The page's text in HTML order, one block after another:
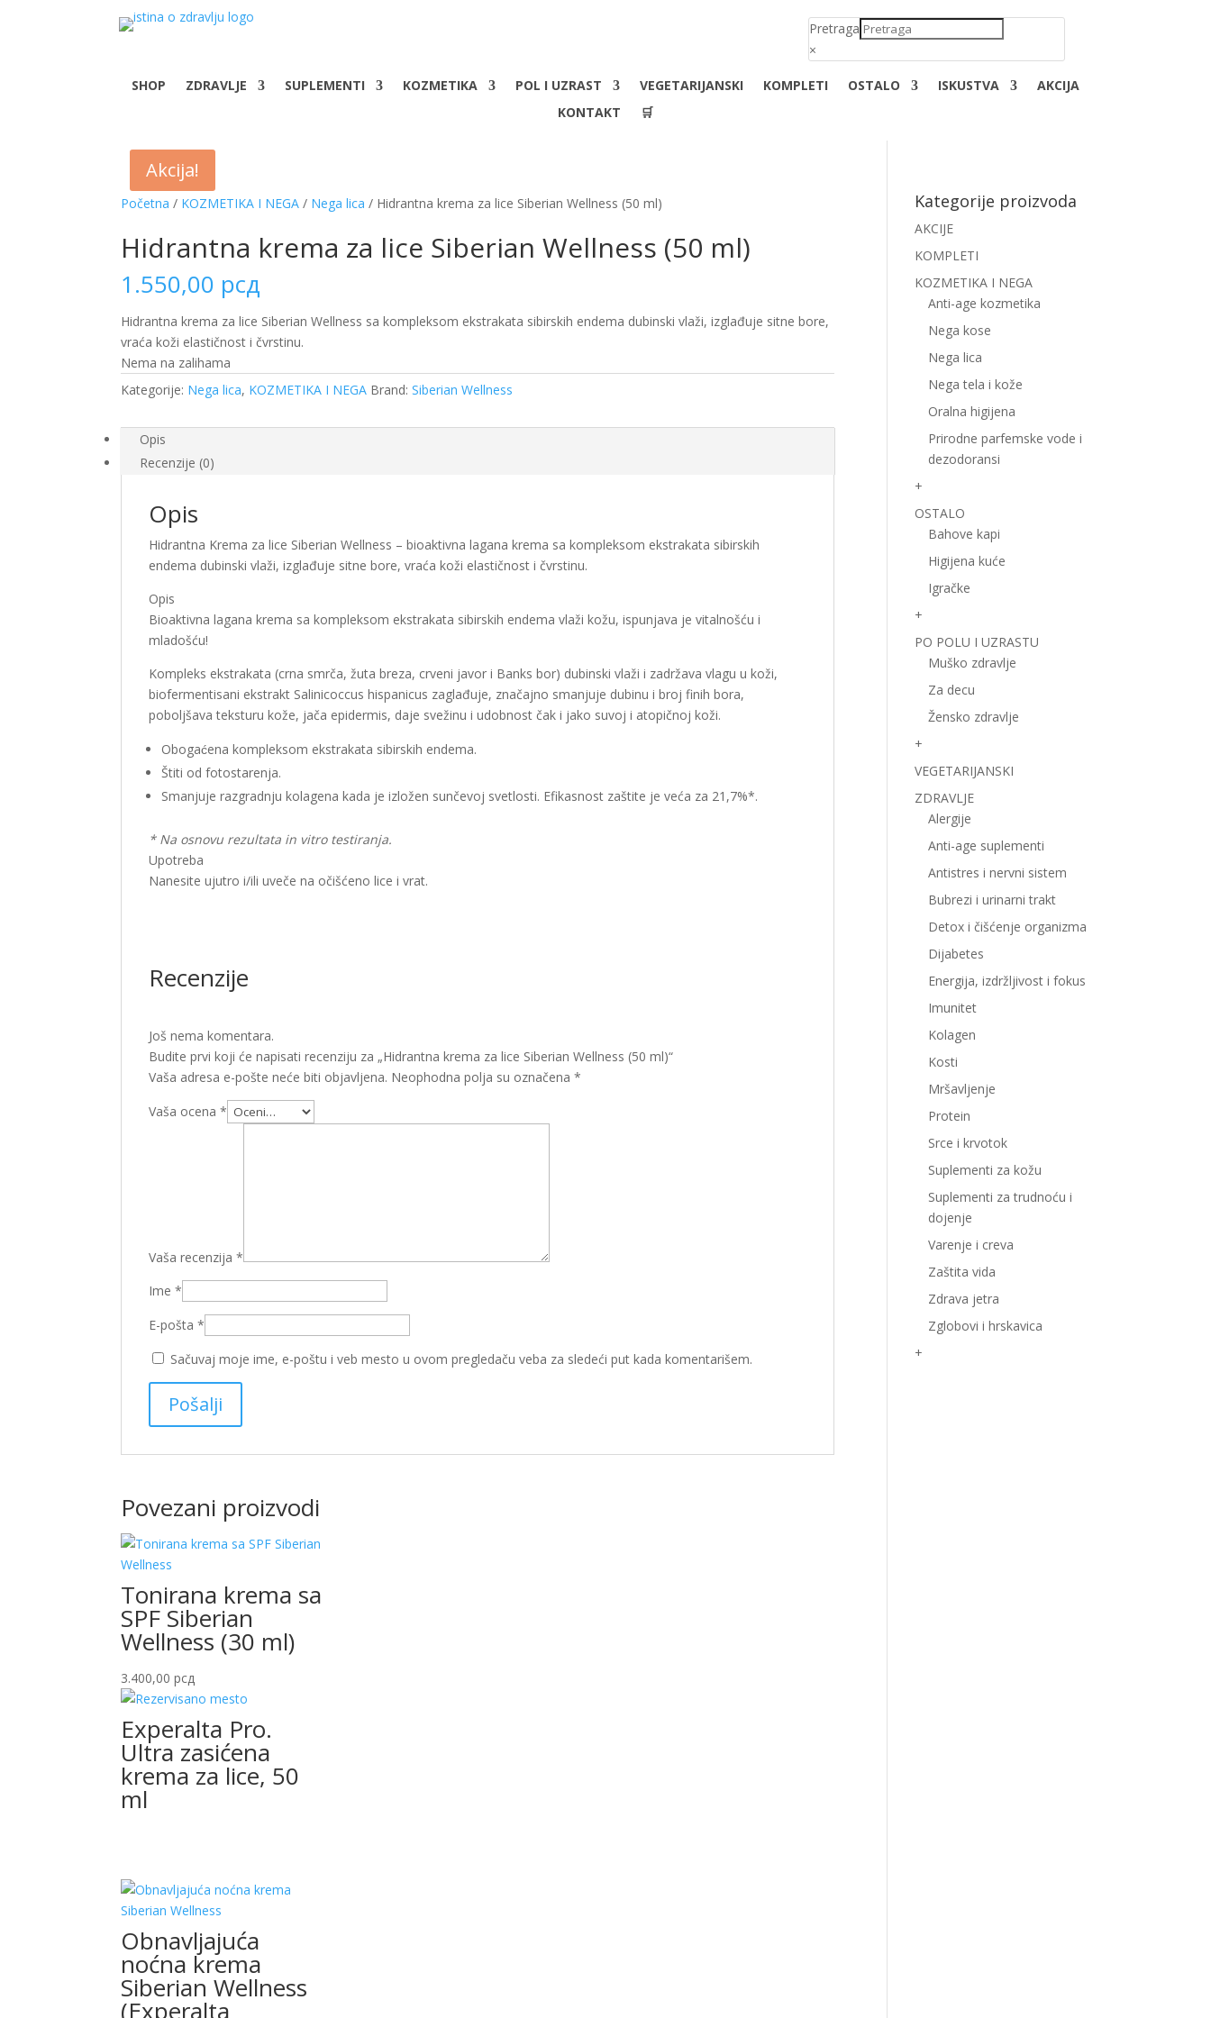
Pretraga
×
SHOP ZDRAVLJE SUPLEMENTI KOZMETIKA POL I UZRAST VEGETARIJANSKI KOMPLETI OSTALO ISKUSTVA
AKCIJA
KONTAKT
🛒
Početna / KOZMETIKA I NEGA / Nega lica / Hidrantna krema za lice Siberian Wellness (50 ml)
Hidrantna krema za lice Siberian Wellness (50 ml)
1.550,00 рсд
Hidrantna krema za lice Siberian Wellness sa kompleksom ekstrakata sibirskih endema dubinski vlaži, izglađuje sitne bore,
vraća koži elastičnost i čvrstinu.
Nema na zalihama
Kategorije: Nega lica, KOZMETIKA I NEGA Brand:Siberian Wellness
Opis
Recenzije (0)
Opis
Hidrantna Krema za lice Siberian Wellness – bioaktivna lagana krema sa kompleksom ekstrakata sibirskih
endema dubinski vlaži, izglađuje sitne bore, vraća koži elastičnost i čvrstinu.
Opis
Bioaktivna lagana krema sa kompleksom ekstrakata sibirskih endema vlaži kožu, ispunjava je vitalnošću i
mladošću!
Kompleks ekstrakata (crna smrča, žuta breza, crveni javor i Banks bor) dubinski vlaži i zadržava vlagu u koži,
biofermentisani ekstrakt Salinicoccus hispanicus zaglađuje, značajno smanjuje dubinu i broj finih bora,
poboljšava teksturu kože, jača epidermis, daje svežinu i udobnost čak i jako suvoj i atopičnoj koži.
Obogaćena kompleksom ekstrakata sibirskih endema.
Štiti od fotostarenja.
Smanjuje razgradnju kolagena kada je izložen sunčevoj svetlosti. Efikasnost zaštite je veća za 21,7%*.
* Na osnovu rezultata in vitro testiranja.
Upotreba
Nanesite ujutro i/ili uveče na očišćeno lice i vrat.
Recenzije
Još nema komentara.
Budite prvi koji će napisati recenziju za „Hidrantna krema za lice Siberian Wellness (50 ml)“
Vaša adresa e-pošte neće biti objavljena. Neophodna polja su označena*
Vaša ocena*
Vaša recenzija*
Ime*
E-pošta*
Sačuvaj moje ime, e-poštu i veb mesto u ovom pregledaču veba za sledeći put kada komentarišem.
Povezani proizvodi
Tonirana krema sa
SPF Siberian
Wellness (30 ml)
3.400,00рсд
Experalta Pro.
Ultra zasićena
krema za lice, 50
ml
Akcija!
Obnavljajuća
noćna krema
Siberian Wellness
(Experalta
Kategorije proizvoda
AKCIJE
KOMPLETI
KOZMETIKA I NEGA
Anti-age kozmetika
Nega kose
Nega lica
Nega tela i kože
Oralna higijena
Prirodne parfemske vode i
dezodoransi
+
OSTALO
Bahove kapi
Higijena kuće
Igračke
+
PO POLU I UZRASTU
Muško zdravlje
Za decu
Žensko zdravlje
+
VEGETARIJANSKI
ZDRAVLJE
Alergije
Anti-age suplementi
Antistres i nervni sistem
Bubrezi i urinarni trakt
Detox i čišćenje organizma
Dijabetes
Energija, izdržljivost i fokus
Imunitet
Kolagen
Kosti
Mršavljenje
Protein
Srce i krvotok
Suplementi za kožu
Suplementi za trudnoću i
dojenje
Varenje i creva
Zaštita vida
Zdrava jetra
Zglobovi i hrskavica
+